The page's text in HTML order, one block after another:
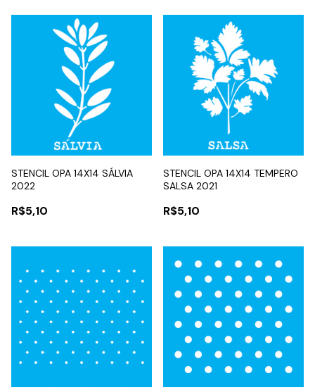
STENCIL OPA 14X14 SÁLVIA
2022
R$5,10
STENCIL OPA 14X14 TEMPERO
SALSA 2021
R$5,10